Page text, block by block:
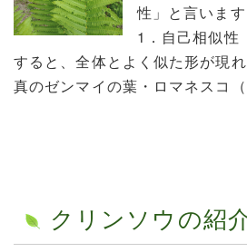
性」と言いま
1．自己相似
すると、全体とよく似た形が
真のゼンマイの葉・ロマネスコ
クリンソウの紹